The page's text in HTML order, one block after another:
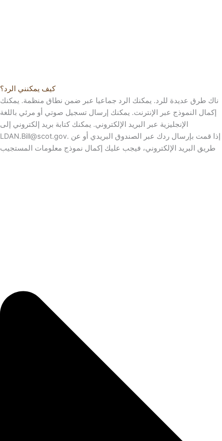
كيف يمكنني الرد؟
ناك طرق عديدة للرد. يمكنك الرد جماعيا عبر ضمن نطاق منظمة. يمكنك
إكمال النموذج عبر الإنترنت. يمكنك إرسال تسجيل صوتي أو مرئي باللغة
الإنجليزية عبر البريد الإلكتروني. يمكنك كتابة بريد إلكتروني إلى
LDAN.Bill@scot.gov. إذا قمت بإرسال ردك عبر الصندوق البريدي أو عن
طريق البريد الإلكتروني، فيجب عليك إكمال نموذج معلومات المستجيب